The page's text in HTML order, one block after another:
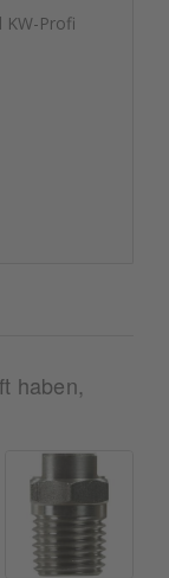
KW-Profi
haben,